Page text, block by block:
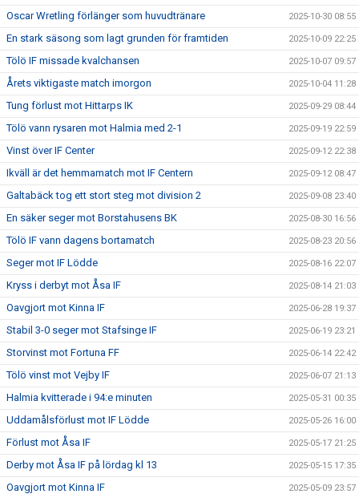
Oscar Wretling förlänger som huvudtränare 2025-10-30 08:55
En stark säsong som lagt grunden för framtiden 2025-10-09 22:25
Tölö IF missade kvalchansen 2025-10-07 09:57
Årets viktigaste match imorgon 2025-10-04 11:28
Tung förlust mot Hittarps IK 2025-09-29 08:44
Tölö vann rysaren mot Halmia med 2-1 2025-09-19 22:59
Vinst över IF Center 2025-09-12 22:38
Ikväll är det hemmamatch mot IF Centern 2025-09-12 08:47
Galtabäck tog ett stort steg mot division 2 2025-09-08 23:40
En säker seger mot Borstahusens BK 2025-08-30 16:56
Tölö IF vann dagens bortamatch 2025-08-23 20:56
Seger mot IF Lödde 2025-08-16 22:07
Kryss i derbyt mot Åsa IF 2025-08-14 21:03
Oavgjort mot Kinna IF 2025-06-28 19:37
Stabil 3-0 seger mot Stafsinge IF 2025-06-19 23:21
Storvinst mot Fortuna FF 2025-06-14 22:42
Tölö vinst mot Vejby IF 2025-06-07 21:13
Halmia kvitterade i 94:e minuten 2025-05-31 00:35
Uddamålsförlust mot IF Lödde 2025-05-26 16:00
Förlust mot Åsa IF 2025-05-17 21:25
Derby mot Åsa IF på lördag kl 13 2025-05-15 17:35
Oavgjort mot Kinna IF 2025-05-09 23:57